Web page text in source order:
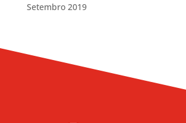
Setembro 2019